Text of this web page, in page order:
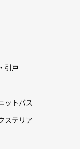
引戸
ットバス
ステリア